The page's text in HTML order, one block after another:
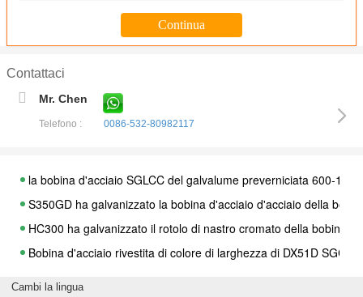
Contattaci
Mr. Chen
Telefono : 0086-532-80982117
la bobina d'acciaio SGLCC del galvalume preverniciata 600-
S350GD ha galvanizzato la bobina d'acciaio d'acciaio della
HC300 ha galvanizzato il rotolo di nastro cromato della bobina
Bobina d'acciaio rivestita di colore di larghezza di DX51D SGCC
Cambi la lingua